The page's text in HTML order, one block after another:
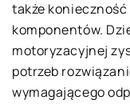
także
komponentów.
motoryzacyjnej
potrzeb
wymagającego